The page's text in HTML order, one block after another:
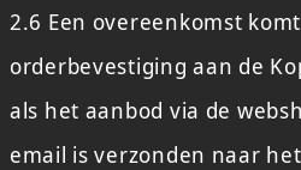
2.6 Een overeenkomst
orderbevestiging aan de
als het aanbod via de
email is verzonden naar